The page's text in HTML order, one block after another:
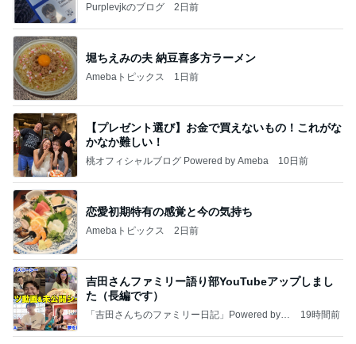
Purplevjkのブログ 2日前
堀ちえみの夫 納豆喜多方ラーメン
Amebaトピックス 1日前
【プレゼント選び】お金で買えないもの！これがな
かなか難しい！
桃オフィシャルブログ Powered by Ameba 10日前
恋愛初期特有の感覚と今の気持ち
Amebaトピックス 2日前
吉田さんファミリー語り部YouTubeアップしまし
た（長編です）
「吉田さんちのファミリー日記」Powered by A
19時間前